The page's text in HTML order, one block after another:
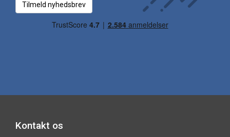
Tilmeld nyhedsbrev
Kontakt os